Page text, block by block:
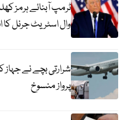
ٹرمپ آبنائے ہرمز
وال اسٹریٹ جرنل
شرارتی بچے نے
پرواز منسوخ